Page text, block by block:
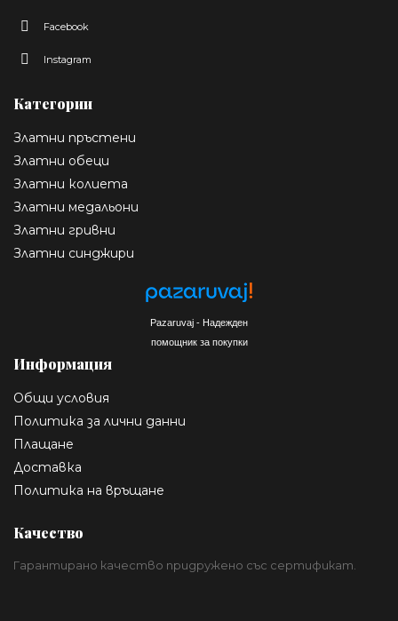
Facebook
Instagram
Категории
Златни пръстени
Златни обеци
Златни колиета
Златни медальони
Златни гривни
Златни синджири
Pazaruvaj - Надежден
помощник за покупки
Информация
Общи условия
Политика за лични данни
Плащане
Доставка
Политика на връщане
Качество
Гарантирано качество придружено със сертификат.